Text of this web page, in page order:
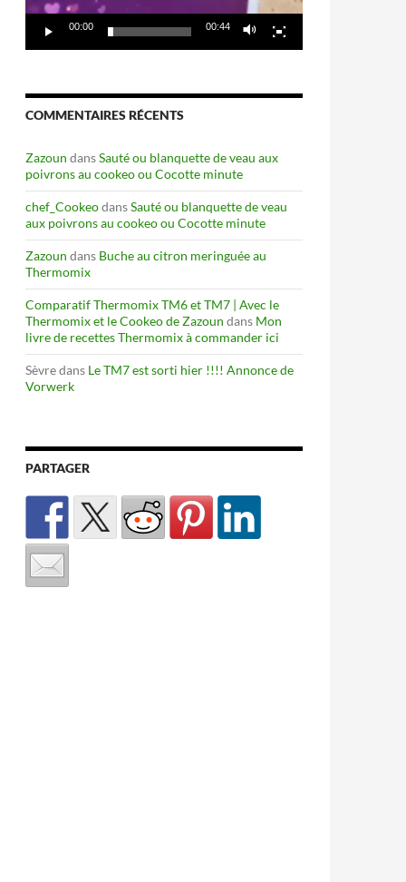
00:00 00:44
COMMENTAIRES RÉCENTS
Zazoun dansSauté ou blanquette de veau aux
poivrons au cookeo ou Cocotte minute
chef_CookeodansSauté ou blanquette de veau
aux poivrons au cookeo ou Cocotte minute
Zazoun dans Buche au citron meringuée au
Thermomix
Comparatif Thermomix TM6 et TM7 | Avec le
Thermomix et le Cookeo de Zazoun dans Mon
livre de recettes Thermomix à commander ici
Sèvredans Le TM7 est sorti hier !!!! Annonce de
Vorwerk
PARTAGER